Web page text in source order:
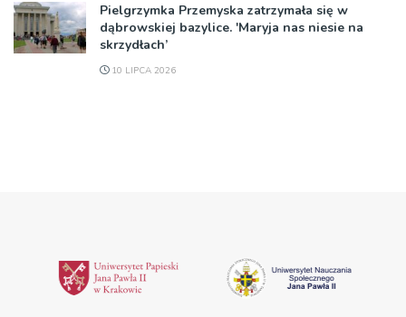
Pielgrzymka Przemyska zatrzymała się w
dąbrowskiej bazylice. 'Maryja nas niesie na
skrzydłach’
10 LIPCA 2026